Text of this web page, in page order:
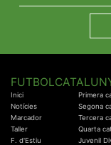
Inici
Notícies
Marcador
Taller
F. d'Estiu
Primera
Segona
Tercera
Quarta
Juvenil